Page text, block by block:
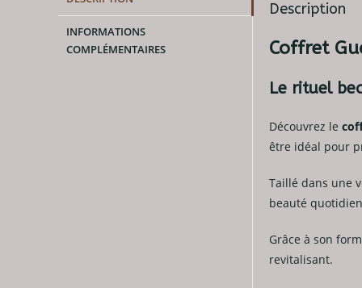
INFORMATIONS
COMPLÉMENTAIRES
Description
Coffret
Le rituel
Découvrez le
être idéal pour
Taillé dans une
beauté
Grâce à son
revitalisant.